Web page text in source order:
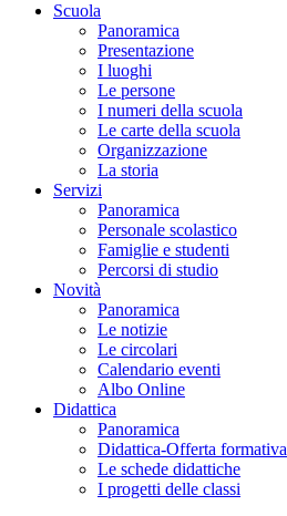
Scuola
Panoramica
Presentazione
I luoghi
Le persone
I numeri della scuola
Le carte della scuola
Organizzazione
La storia
Servizi
Panoramica
Personale scolastico
Famiglie e studenti
Percorsi di studio
Novità
Panoramica
Le notizie
Le circolari
Calendario eventi
Albo Online
Didattica
Panoramica
Didattica-Offerta formativa
Le schede didattiche
I progetti delle classi